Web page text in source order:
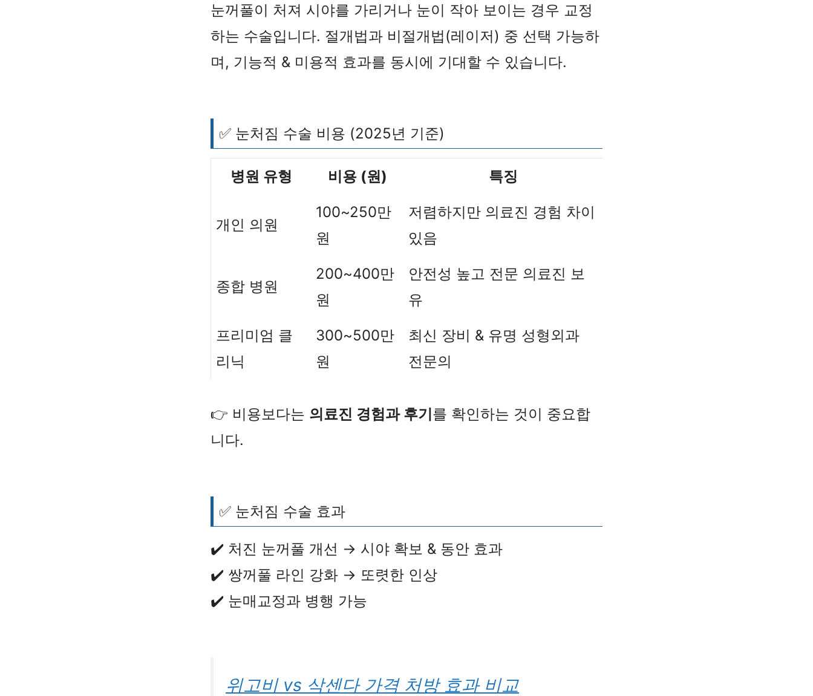
눈꺼풀이 처져 시야를 가리거나 눈이 작아 보이는 경우 교정
하는 수술입니다. 절개법과 비절개법(레이저) 중 선택 가능하
며, 기능적 & 미용적 효과를 동시에 기대할 수 있습니다.
✅ 눈처짐 수술 비용 (2025년 기준)
병원 유형 비용 (원) 특징
개인 의원
100~250만
원
저렴하지만 의료진 경험 차이
있음
종합 병원
200~400만
원
안전성 높고 전문 의료진 보
유
프리미엄 클
리닉
300~500만
원
최신 장비 & 유명 성형외과
전문의
👉 비용보다는 의료진 경험과 후기 를 확인하는 것이 중요합
니다.
✅ 눈처짐 수술 효과
✔️ 처진 눈꺼풀 개선 → 시야 확보 & 동안 효과
✔️ 쌍꺼풀 라인 강화 → 또렷한 인상
✔️ 눈매교정과 병행 가능
위고비 vs 삭센다 가격 처방 효과 비교